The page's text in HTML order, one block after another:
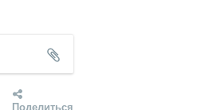
Поделиться